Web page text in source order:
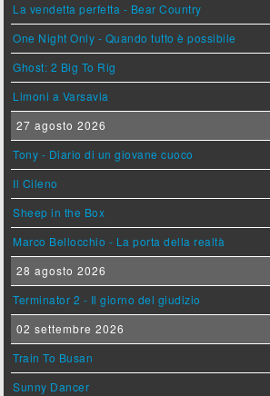
La vendetta perfetta - Bear Country
One Night Only - Quando tutto è possibile
Ghost: 2 Big To Rig
Limoni a Varsavia
27 agosto 2026
Tony - Diario di un giovane cuoco
Il Cileno
Sheep in the Box
Marco Bellocchio - La porta della realtà
28 agosto 2026
Terminator 2 - Il giorno del giudizio
02 settembre 2026
Train To Busan
Sunny Dancer